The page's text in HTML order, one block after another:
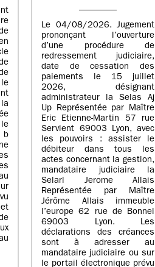
Le 04/08/2026. Jugement
prononçant l’ouverture
d’une procédure de
redressement judiciaire,
date de cessation des
paiements le 15 juillet
2026, désignant
administrateur la Selas Aj
Up Représentée par Maître
Eric Etienne-Martin 57 rue
Servient 69003 Lyon, avec
les pouvoirs : assister le
débiteur dans tous les
actes concernant la gestion,
mandataire judiciaire la
Selarl Jerome Allais
Représentée par Maître
Jérôme Allais immeuble
l’europe 62 rue de Bonnel
69003 Lyon. Les
déclarations des créances
sont à adresser au
mandataire judiciaire ou sur
le portail électronique prévu